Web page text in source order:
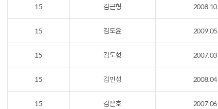
15 김근형 2008.10
15 김도윤 2009.05
15 김도형 2007.03
15 김민성 2008.04
15 김은호 2007.06